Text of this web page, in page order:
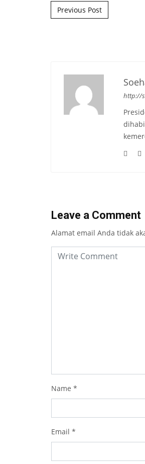
Post navigation
Previous Post
http://
Leave a Comment
Alamat email Anda tidak
Name *
Email *